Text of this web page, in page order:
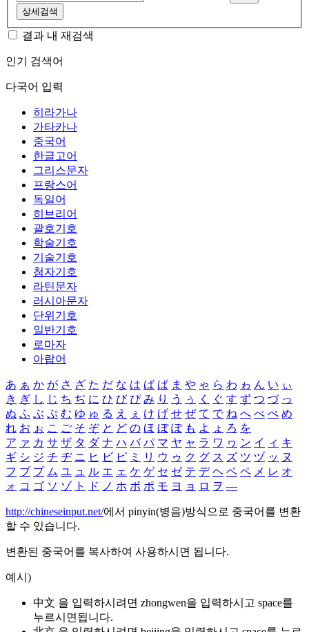
상세검색
결과 내 재검색
인기 검색어
다국어 입력
히라가나
가타카나
중국어
한글고어
그리스문자
프랑스어
독일어
히브리어
괄호기호
학술기호
기술기호
첨자기호
라틴문자
러시아문자
단위기호
일반기호
로마자
아랍어
あ ぁ か が さ ざ た だ な は ば ぱ ま や ゃ ら わ ゎ ん い ぃ
き ぎ し じ ち ぢ に ひ び ぴ み り う ぅ く ぐ す ず つ づ っ
ぬ ふ ぶ ぷ む ゆ ゅ る え ぇ け げ せ ぜ て で ね へ べ ぺ め
れ お ぉ こ ご そ ぞ と ど の ほ ぼ ぽ も よ ょ ろ を
ア ァ カ サ ザ タ ダ ナ ハ バ パ マ ヤ ャ ラ ワ ヮ ン イ ィ キ
ギ シ ジ チ ヂ ニ ヒ ビ ピ ミ リ ウ ゥ ク グ ス ズ ツ ヅ ッ ヌ
フ ブ プ ム ユ ュ ル エ ェ ケ ゲ セ ゼ テ デ ヘ ベ ペ メ レ オ
ォ コ ゴ ソ ゾ ト ド ノ ホ ボ ポ モ ヨ ョ ロ ヲ ―
http://chineseinput.net/에서 pinyin(병음)방식으로 중국어를 변환
할 수 있습니다.
변환된 중국어를 복사하여 사용하시면 됩니다.
예시)
中文 을 입력하시려면 zhongwen을 입력하시고 space를
누르시면됩니다.